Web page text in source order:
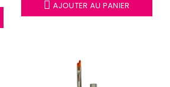
AJOUTER AU PANIER